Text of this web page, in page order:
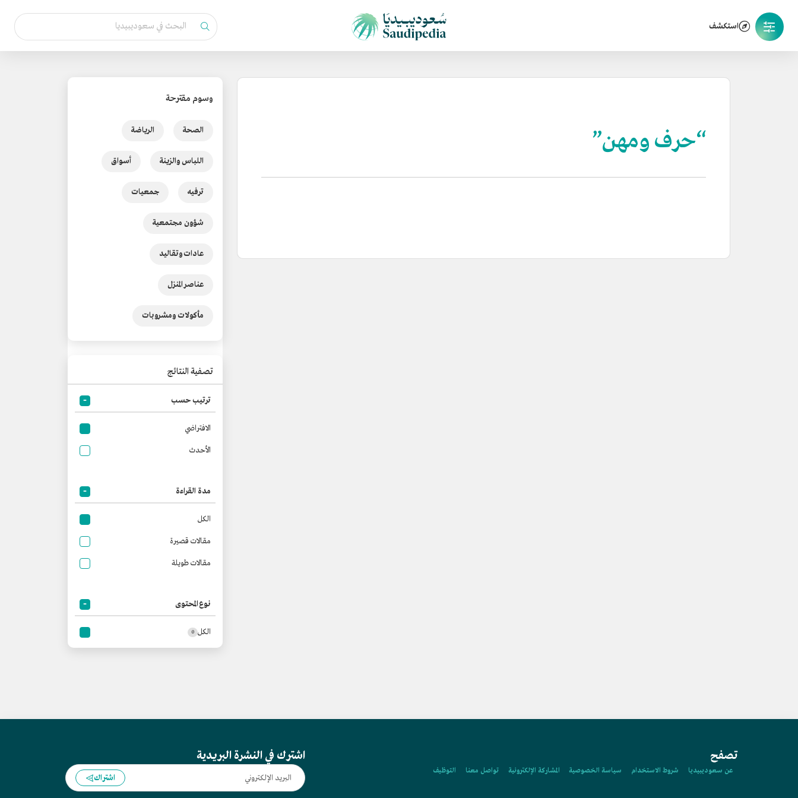
استكشف
“حرف ومهن”
وسوم مقترحة
الصحة الرياضة
اللباس والزينة أسواق
ترفيه جمعيات
شؤون مجتمعية
عادات وتقاليد
عناصر المنزل
مأكولات ومشروبات
تصفية النتائج
ترتيب حسب
الافتراضي
الأحدث
مدة القراءة
الكل
مقالات قصيرة
مقالات طويلة
نوع المحتوى
الكل 0
تصفح
عن سعوديبيديا شروط الاستخدام سياسة الخصوصية المشاركة الإلكترونية تواصل معنا التوظيف
اشترك في النشرة البريدية
اشتراك